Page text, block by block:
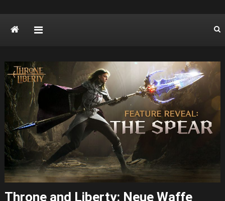
Throne and Liberty: Neue Waffe